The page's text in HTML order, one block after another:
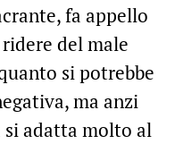
fa appello
del male
si potrebbe
ma anzi
adatta molto al